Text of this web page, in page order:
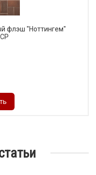
флэш "Ноттингем"